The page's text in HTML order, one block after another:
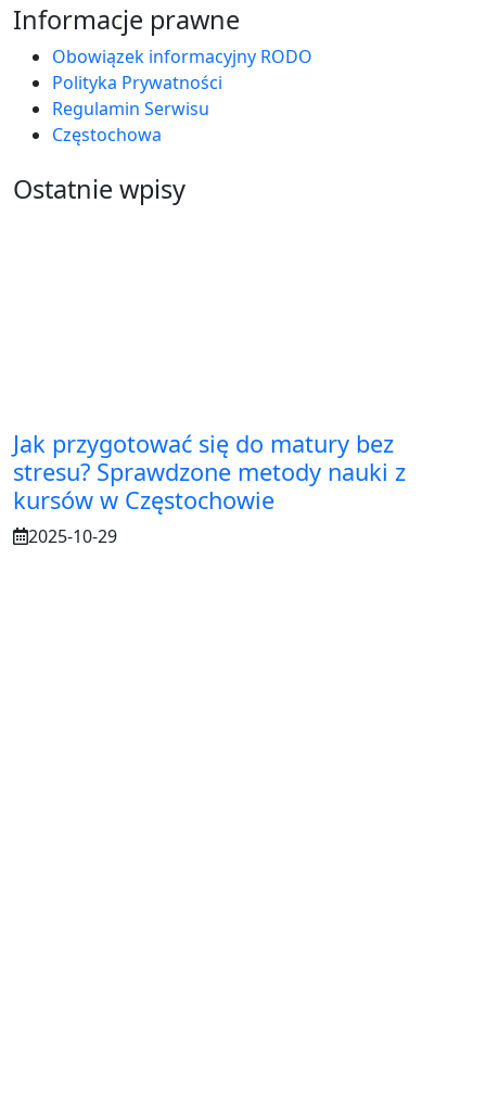
Informacje prawne
Obowiązek informacyjny RODO
Polityka Prywatności
Regulamin Serwisu
Częstochowa
Ostatnie wpisy
Jak przygotować się do matury bez
stresu? Sprawdzone metody nauki z
kursów w Częstochowie
2025-10-29